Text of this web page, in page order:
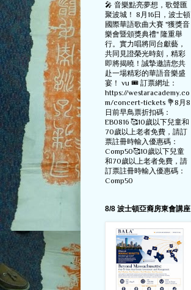
🎤 音樂點亮夢想，歌聲匯
聚波城！ 8月16日，波士頓
國際華語歌曲大賽 "獲獎音
樂會暨頒獎典禮" 隆重舉
行。實力唱將同台獻藝，
共同見證榮光時刻，精彩
即將揭曉！誠摯邀請您共
赴一場精彩的華語音樂盛
宴！ vu 🎟️ 訂票網址：
https://westaracademy.co
m/concert-tickets 💐8月8
日前早鳥票折扣碼：
EB0816 🥰10歲以下兒童和
70歲以上老者免費，請訂
票註冊時輸入優惠碼：
Comp50🥰10歲以下兒童
和70歲以上老者免費，請
訂票註冊時輸入優惠碼：
Comp50
8/8 波士頓亞裔房東會講座